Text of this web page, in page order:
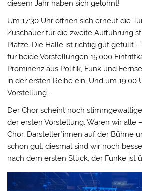
diesem Jahr haben sich gelohnt!
Um 17:30 Uhr öffnen sich erneut die
Zuschauer für die zweite Aufführung
Plätze. Die Halle ist richtig gut gefüllt
für beide Vorstellungen 15.000
Prominenz aus Politik, Funk und
in der ersten Reihe ein. Und um 19:00
Vorstellung …
Der Chor scheint noch
der ersten Vorstellung. Waren wir alle
Chor, Darsteller*innen auf der Bühne
schon gut, diesmal sind wir noch
nach dem ersten Stück, der Funke ist